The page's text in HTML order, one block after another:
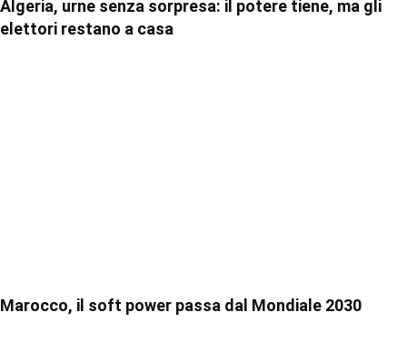
Algeria, urne senza sorpresa: il potere tiene, ma gli
elettori restano a casa
Marocco, il soft power passa dal Mondiale 2030